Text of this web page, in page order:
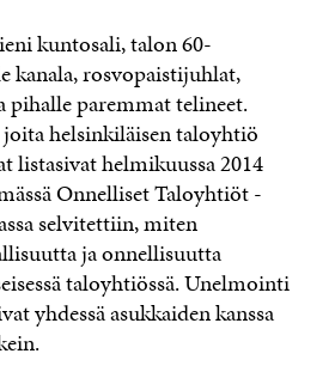
kuntosali, talon 60-
kanala, rosvopaistijuhlat,
pihalle paremmat telineet.
helsinkiläisen taloyhtiö
listasivat helmikuussa 2014
Onnelliset Taloyhtiöt -
selvitettiin, miten
ja onnellisuutta
taloyhtiössä. Unelmointi
yhdessä asukkaiden kanssa